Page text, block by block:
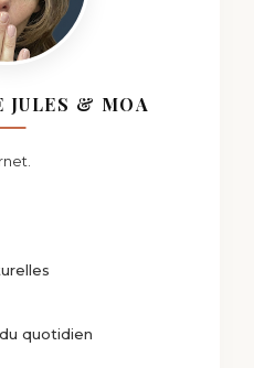
JULES & MOA
quotidien